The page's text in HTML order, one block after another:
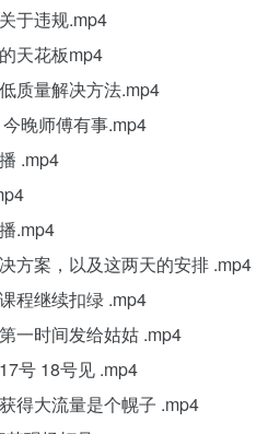
于违规.mp4
天花板mp4
质量解决方法.mp4
今晚师傅有事.mp4
.mp4
.mp4
方案，以及这两天的安排 .mp4
程继续扣绿 .mp4
一时间发给姑姑 .mp4
号 18号见 .mp4
得大流量是个幌子 .mp4